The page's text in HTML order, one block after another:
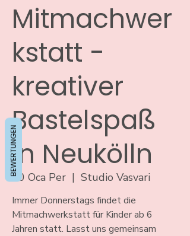
Mitmachwer
kstatt -
kreativer
Bastelspaß
in Neukölln
30 Oca Per
  |
Studio Vasvari
Immer Donnerstags findet die
Mitmachwerkstatt für Kinder ab 6
Jahren statt. Lasst uns gemeinsam
BEWERTUNGEN